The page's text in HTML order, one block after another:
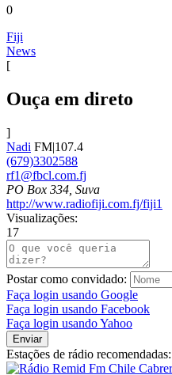
0
Fiji
News
[
Ouça em direto
]
Nadi FM|107.4
(679)3302588
rf1@fbcl.com.fj
PO Box 334, Suva
http://www.radiofiji.com.fj/fiji1
Visualizações:
17
Postar como convidado:
Faça login usando Google
Faça login usando Facebook
Faça login usando Yahoo
Enviar
Estações de rádio recomendadas: